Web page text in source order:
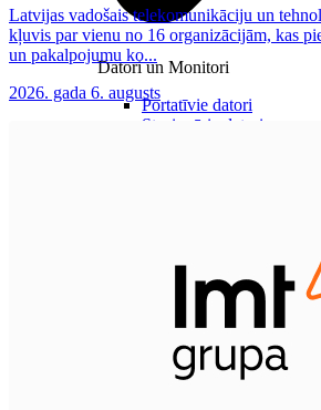
Datori un Monitori
Portatīvie datori
Stacionārie datori
Konsoles
Spēles un kontrolieri
Atmiņas kartes
Tīkla iekārtas
Latvijas vadošais telekomunikāciju un
kļuvis par vienu no 16 organizācijām, kas
un pakalpojumu ko...
2026. gada 6. augusts